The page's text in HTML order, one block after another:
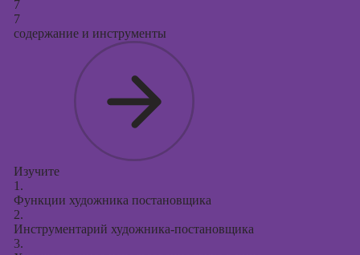
7
7
содержание и инструменты
Изучите
1.
Функции художника постановщика
2.
Инструментарий художника-постановщика
3.